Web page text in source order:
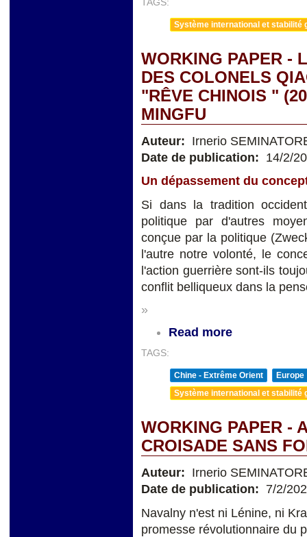
TAGS:
Système international et stabilité
WORKING PAPER -
DES COLONELS
"RÊVE CHINOIS "
MINGFU
Auteur: Irnerio
Date de publication: 14/2/
Un dépassement du
Si dans la tradition
politique par d'autres
conçue par la politique
l'autre notre volonté, le
l'action guerrière sont-ils
conflit belliqueux dans la
»
Read more
TAGS:
Chine - Extrême Orient
Europe
Système international et stabilité
WORKING PAPER -
CROISADE SANS
Auteur: Irnerio
Date de publication: 7/2/
Navalny n'est ni Lénine, ni
promesse révolutionnaire du